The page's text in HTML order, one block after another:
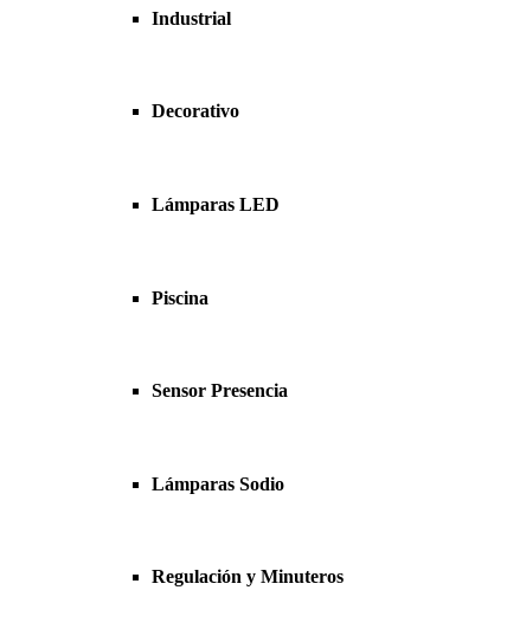
Industrial
Decorativo
Lámparas LED
Piscina
Sensor Presencia
Lámparas Sodio
Regulación y Minuteros